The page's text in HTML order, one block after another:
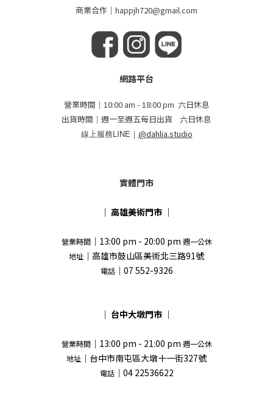
商業合作｜happjh720@gmail.com
網路平台
營業時間｜10:00 am - 18:00 pm 六日休息
出貨時間｜週一至週五每日出貨 六日休息
線上服務LINE｜ @dahlia.studio
實體門市
｜ 高雄美術門市 ｜
營業時間｜13:00 pm - 20:00 pm 週一公休
地址 ｜高雄市鼓山區美術北三路91號
電話｜07 552-9326
｜ 台中大墩門市 ｜
營業時間｜13:00 pm - 21:00 pm 週一公休
地址 ｜台中市南屯區大墩十一街327號
電話｜04 22536622